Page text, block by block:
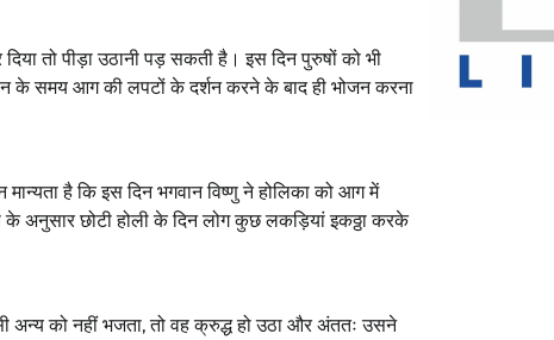
तो पीड़ा उठानी पड़ सकती है। इस दिन पुरुषों को भी
के समय आग की लपटों के दर्शन करने के बाद ही भोजन करना
है कि इस दिन भगवान विष्णु ने होलिका को आग में
के अनुसार छोटी होली के दिन लोग कुछ लकड़ियां इकठ्ठा करके
अन्य को नहीं भजता, तो वह क्रुद्ध हो उठा और अंततः उसने